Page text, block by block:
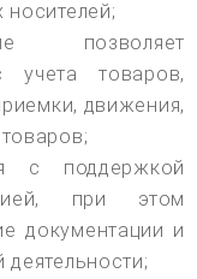
позволяет
учета товаров,
движения,
с поддержкой
при этом
документации и